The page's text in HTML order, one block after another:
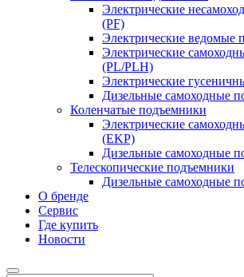
Электрические
(PF)
Электрические ведомые
Электрические
(PL/PLH)
Электрические
Дизельные самоходные
Коленчатые подъемники
Электрические
(EKP)
Дизельные самоходные
Телескопические подъемники
Дизельные самоходные
О бренде
Сервис
Где купить
Новости